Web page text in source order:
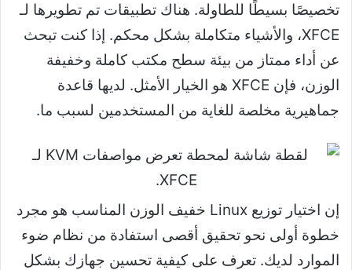
تخصيصًا بسيطًا للطاولة. هناك تطبيقات تم تطويرها لـ
XFCE، والأشياء متكاملة بشكل محكم. إذا كنت تبحث
عن أداء ممتاز من بيئة سطح مكتب كاملة وخفيفة
الوزن، فإن XFCE هو الخيار الأمثل. لديها قاعدة
جماهيرية مخلصة للغاية من المستخدمين لسبب ما.
إن اختيار توزيع Linux خفيف الوزن المناسب هو مجرد
خطوة أولى نحو تحقيق أقصى استفادة من نظام ضوء
الموارد لديك. تعرف على كيفية تحسين جهازك بشكل